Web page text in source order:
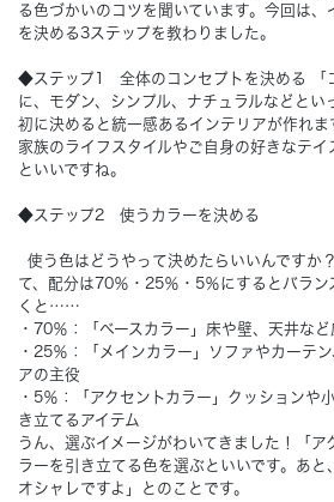
Blog 暮らしのコラム
Concept コンセプト
Techno EX テクノストラクチャーEX
る色づかいのコツを聞いています。今回は、
を決める3ステップを教わりました。
◆ステップ1 全体のコンセプトを決める
「
に、モダン、シンプル、ナチュラルなどとい
初に決めると統一感あるインテリアが作れ
家族のライフスタイルやご自身の好きなテイ
といいですね。
◆ステップ2 使うカラーを決める
使う色はどうやって決めたらいいんですか
て、配分は70％・25％・5％にするとバラン
くと……
・70％：「ベースカラー」床や壁、天井な
・25％：「メインカラー」ソファやカーテ
アの主役
・5％：「アクセントカラー」クッションや
き立てるアイテム
うん、選ぶイメージがわいてきました！「ア
ラーを引き立てる色を選ぶといいです。あと
オシャレですよ」とのことです。